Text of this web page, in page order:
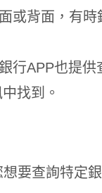
或背面，有時
行APP也提供
找到。
要查詢特定